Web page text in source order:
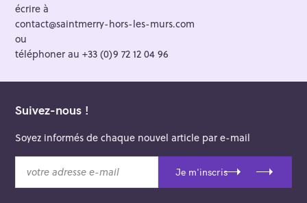
écrire à
contact@saintmerry-hors-les-murs.com
ou
téléphoner au +33 (0)9 72 12 04 96
Suivez-nous !
Soyez informés de chaque nouvel article par e-mail
t
Je m'inscris